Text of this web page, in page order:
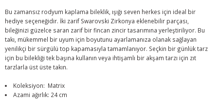
Bu zamansız rodyum kaplama bileklik, ışığı seven herkes için ideal bir
hediye seçeneğidir. İki zarif Swarovski Zirkonya eklenebilir parçası,
bileğinizi güzelce saran zarif bir fincan zincir tasarımına yerleştiriliyor. Bu
takı, mükemmel bir uyum için boyutunu ayarlamanıza olanak sağlayan
yenilikçi bir sürgülü top kapamasıyla tamamlanıyor. Seçkin bir günlük tarz
için bu bilekliği tek başına kullanın veya ihtişamlı bir akşam tarzı için zıt
tarzlarla üst üste takın.
Koleksiyon: Matrix
Azami ağırlık: 24 cm